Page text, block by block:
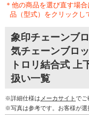
＊他の商品を選び直す場
品（型式）をクリックし
象印チェーンブ
気チェーンブロ
トロリ結合式 上
扱い一覧
※詳細仕様は メーカサイト でご
※写真は参考です。お客様が選